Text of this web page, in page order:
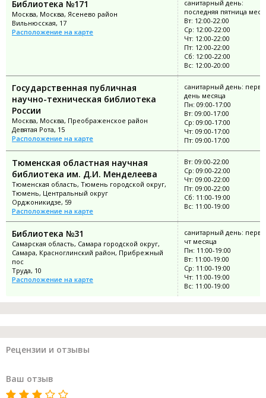
Библиотека №171
Москва, Москва, Ясенево район
Вильнюсская, 17
Расположение на карте
санитарный день:
последняя пятница
Вт: 12:00-22:00
Ср: 12:00-22:00
Чт: 12:00-22:00
Пт: 12:00-22:00
Сб: 12:00-22:00
Вс: 12:00-20:00
Государственная публичная
научно-техническая библиотека
России
Москва, Москва, Преображенское район
Девятая Рота, 15
Расположение на карте
санитарный день:
день месяца
Пн: 09:00-17:00
Вт: 09:00-17:00
Ср: 09:00-17:00
Чт: 09:00-17:00
Пт: 09:00-17:00
Тюменская областная научная
библиотека им. Д.И. Менделеева
Тюменская область, Тюмень городской округ,
Тюмень, Центральный округ
Орджоникидзе, 59
Расположение на карте
Вт: 09:00-22:00
Ср: 09:00-22:00
Чт: 09:00-22:00
Пт: 09:00-22:00
Сб: 11:00-19:00
Вс: 11:00-19:00
Библиотека №31
Самарская область, Самара городской округ,
Самара, Красноглинский район, Прибрежный
пос
Труда, 10
Расположение на карте
санитарный день:
чт месяца
Пн: 11:00-19:00
Вт: 11:00-19:00
Ср: 11:00-19:00
Чт: 11:00-19:00
Вс: 11:00-19:00
Рецензии и отзывы
Ваш отзыв